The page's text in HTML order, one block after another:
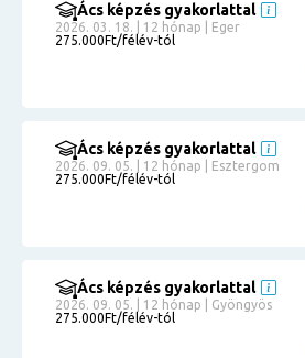
Ács képzés gyakorlattal
2026. 03. 18. | 12 hónap | Eger
275.000Ft/félév-tól
Ács képzés gyakorlattal
2026. 09. 05. | 12 hónap | Esztergom
275.000Ft/félév-tól
Ács képzés gyakorlattal
2026. 09. 05. | 12 hónap | Gyöngyös
275.000Ft/félév-tól